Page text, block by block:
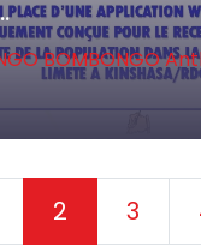
BOMBONGO
2 3